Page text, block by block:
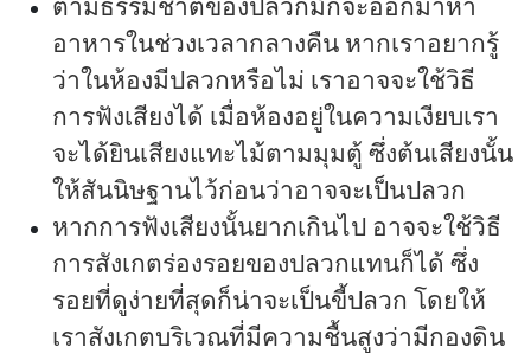
อาหารในช่วงเวลากลางคืน หากเราอยากรู้
ว่าในห้องมีปลวกหรือไม่ เราอาจจะใช้วิธี
การฟังเสียงได้ เมื่อห้องอยู่ในความเงียบเรา
จะได้ยินเสียงแทะไม้ตามมุมตู้ ซึ่งต้นเสียงนั้น
ให้สันนิษฐานไว้ก่อนว่าอาจจะเป็นปลวก
หากการฟังเสียงนั้นยากเกินไป อาจจะใช้วิธี
การสังเกตร่องรอยของปลวกแทนก็ได้ ซึ่ง
รอยที่ดูง่ายที่สุดก็น่าจะเป็นขี้ปลวก โดยให้
เราสังเกตบริเวณที่มีความชื้นสูงว่ามีกองดิน